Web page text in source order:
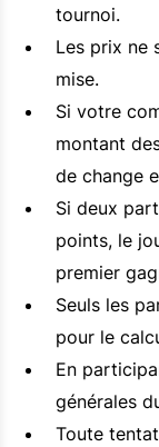
tournoi.
Les prix ne
mise.
Si votre
montant
de change
Si deux
points, le
premier
Seuls les
pour le
En
générales
Toute